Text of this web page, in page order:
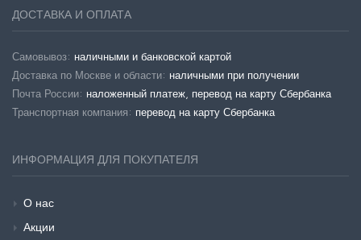
ДОСТАВКА И ОПЛАТА
Самовывоз: наличными и банковской картой
Доставка по Москве и области: наличными при получении
Почта России: наложенный платеж, перевод на карту Сбербанка
Транспортная компания: перевод на карту Сбербанка
ИНФОРМАЦИЯ ДЛЯ ПОКУПАТЕЛЯ
О нас
Акции